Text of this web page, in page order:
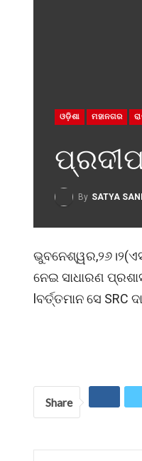
ଓଡ଼ିଶା ମହାନଗର
By SATYA
ନେଇ ସାଧାରଣ
lବର୍ତ୍ତମାନ ସେ
Share